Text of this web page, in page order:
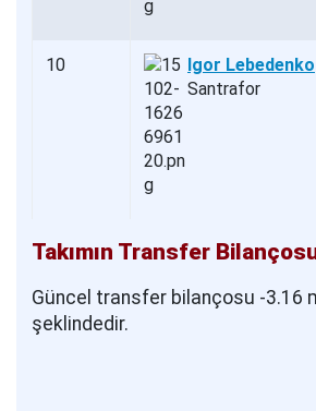
10
Igor Lebedenko
Santrafor
Takımın Transfer
Güncel transfer bilançosu -3.16
şeklindedir.